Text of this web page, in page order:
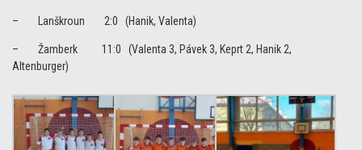
– Lanškroun 2:0 (Hanik, Valenta)
– Žamberk 11:0 (Valenta 3, Pávek 3, Keprt 2, Hanik 2,
Altenburger)